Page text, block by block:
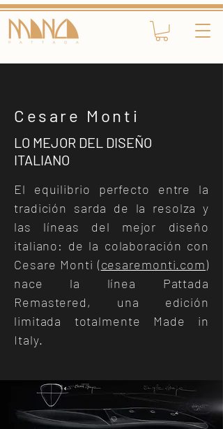
Cesare Monti
LO MEJOR DEL DISEÑO
ITALIANO
El equilibrio perfecto entre la
tradición sarda de la resolza y
las líneas del mejor diseño
italiano: de la colaboración con
Cesare Monti (cesaremonti.com)
nace la línea Pattada
Remastered, una edición
limitada totalmente Made in
Italy.